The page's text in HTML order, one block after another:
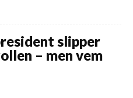
slipper
– men vem